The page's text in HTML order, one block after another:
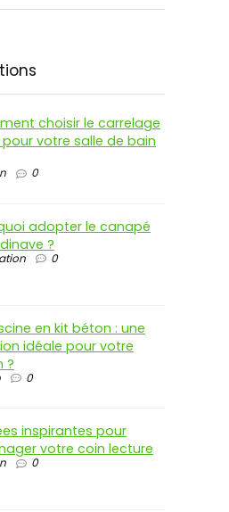
choisir le carrelage
votre salle de bain
0
adopter le canapé
?
0
en kit béton : une
idéale pour votre
?
0
inspirantes pour
votre coin lecture
0